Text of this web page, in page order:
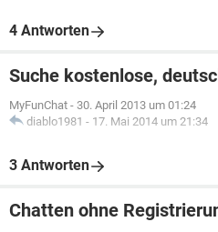
4 Antworten
Suche kostenlose,
MyFunChat - 30. April 2013 um 01:24
diablo1981 - 17. Mai 2014 um 21:34
3 Antworten
Chatten ohne